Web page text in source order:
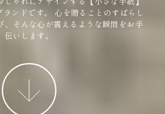
ンドです。
心を贈ることのすばらし
、そんな心が震えるような瞬間をお手
伝いします。